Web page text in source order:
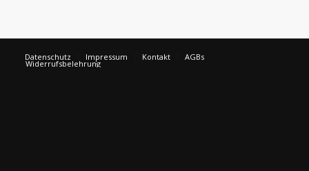
Datenschutz Impressum Kontakt AGBs
Widerrufsbelehrung